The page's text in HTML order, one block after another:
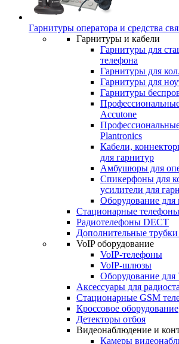
Гарнитуры оператора и средства
Гарнитуры и кабели
Гарнитуры для
телефона
Гарнитуры для
Гарнитуры для
Гарнитуры
Accutone
Plantronics
Кабели,
для гарнитур
Амбушюры для
Cпикерфоны для
усилители для
Оборудование для
Стационарные телефоны
Радиотелефоны DECT
Дополнительные
VoIP оборудование
VoIP-телефоны
VoIP-шлюзы
Оборудование для
Аксессуары для
Стационарные GSM
Кроссовое оборудование
Детекторы отбоя
Видеонаблюдение и
Камеры